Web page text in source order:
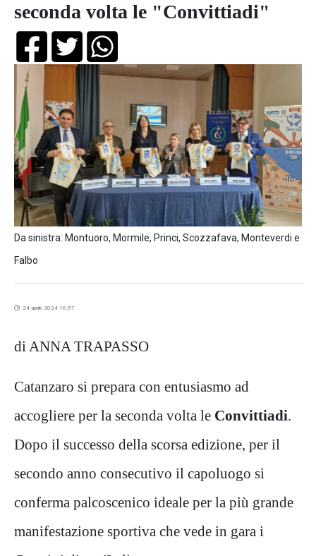
seconda volta le "Convittiadi"
Da sinistra: Montuoro, Mormile, Princi, Scozzafava, Monteverdi e
Falbo
24 aprile 2024 16:57
di ANNA TRAPASSO
Catanzaro si prepara con entusiasmo ad
accogliere per la seconda volta le Convittiadi.
Dopo il successo della scorsa edizione, per il
secondo anno consecutivo il capoluogo si
conferma palcoscenico ideale per la più grande
manifestazione sportiva che vede in gara i